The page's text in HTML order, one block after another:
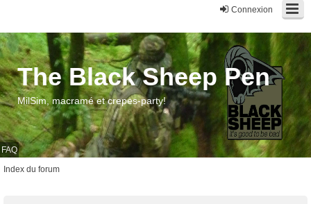
Connexion
FAQ
The Black Sheep Pen
MilSim, macramé et crepes-party!
Index du forum